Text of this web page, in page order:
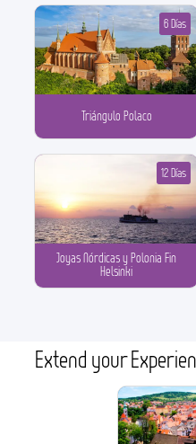
Triángulo Polaco
6 Días
Joyas Nórdicas y Polonia Fin
Helsinki
12 Días
Extend your